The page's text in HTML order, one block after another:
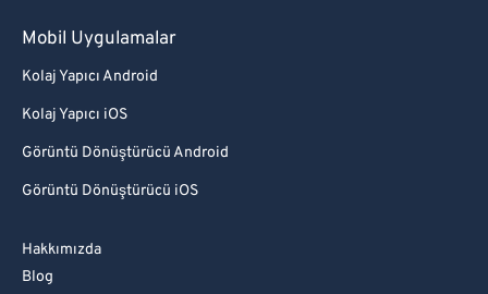
Mobil Uygulamalar
Kolaj Yapıcı Android
Kolaj Yapıcı iOS
Görüntü Dönüştürücü Android
Görüntü Dönüştürücü iOS
Hakkımızda
Blog